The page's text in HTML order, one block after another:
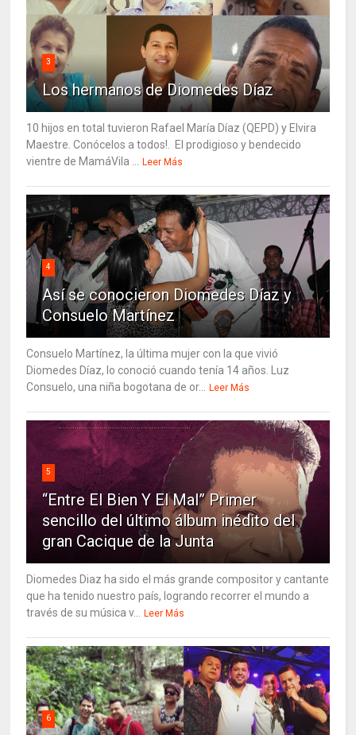
3
Los hermanos de Diomedes Díaz
10 hijos en total tuvieron Rafael María Díaz (QEPD) y Elvira
Maestre. Conócelos a todos!. El prodigioso y bendecido
vientre de MamáVila ...
Leer Más
4
Así se conocieron Diomedes Díaz y
Consuelo Martínez
Consuelo Martínez, la última mujer con la que vivió
Diomedes Díaz, lo conoció cuando tenía 14 años. Luz
Consuelo, una niña bogotana de or...
Leer Más
5
“Entre El Bien Y El Mal” Primer
sencillo del último álbum inédito del
gran Cacique de la Junta
Diomedes Diaz ha sido el más grande compositor y cantante
que ha tenido nuestro país, logrando recorrer el mundo a
través de su música v...
Leer Más
6